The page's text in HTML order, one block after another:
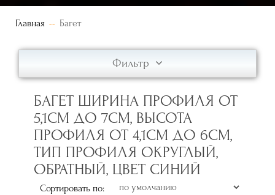
Главная Багет
Фильтр
БАГЕТ ШИРИНА ПРОФИЛЯ ОТ
5,1СМ ДО 7СМ, ВЫСОТА
ПРОФИЛЯ ОТ 4,1СМ ДО 6СМ,
ТИП ПРОФИЛЯ ОКРУГЛЫЙ,
ОБРАТНЫЙ, ЦВЕТ СИНИЙ
Сортировать по: